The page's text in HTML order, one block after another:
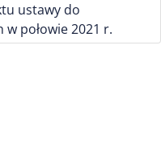
ustawy do
połowie 2021 r.